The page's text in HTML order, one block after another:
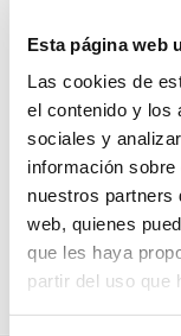
Esta página web
Las cookies de
el contenido y los
sociales y
información
nuestros partners
web, quienes
que les haya
partir del uso que
CASA DAS